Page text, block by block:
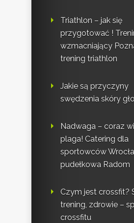
Triathlon – jak się
przygotować !
wzmacniający
trening triathlon
Jakie są przyczyny
swędzenia skóry
Nadwaga – coraz
plaga! Catering dla
sportowców
pudełkowa Radom
Czym jest crossfit?
trening, zdrowie –
crossfitu